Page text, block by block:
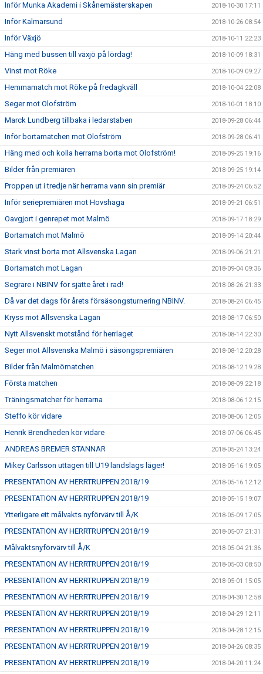
Inför Munka Akademi i Skånemästerskapen 2018-10-30 17:11
Inför Kalmarsund 2018-10-26 08:54
Inför Växjö 2018-10-11 22:23
Häng med bussen till växjö på lördag! 2018-10-09 18:31
Vinst mot Röke 2018-10-09 09:27
Hemmamatch mot Röke på fredagkväll 2018-10-04 22:08
Seger mot Olofström 2018-10-01 18:10
Marck Lundberg tillbaka i ledarstaben 2018-09-28 06:44
Inför bortamatchen mot Olofström 2018-09-28 06:41
Häng med och kolla herrarna borta mot Olofström! 2018-09-25 19:16
Bilder från premiären 2018-09-25 19:14
Proppen ut i tredje när herrarna vann sin premiär 2018-09-24 06:52
Inför seriepremiären mot Hovshaga 2018-09-21 06:51
Oavgjort i genrepet mot Malmö 2018-09-17 18:29
Bortamatch mot Malmö 2018-09-14 20:44
Stark vinst borta mot Allsvenska Lagan 2018-09-06 21:21
Bortamatch mot Lagan 2018-09-04 09:36
Segrare i NBINV för sjätte året i rad! 2018-08-26 21:33
Då var det dags för årets försäsongsturnering NBINV. 2018-08-24 06:45
Kryss mot Allsvenska Lagan 2018-08-17 06:50
Nytt Allsvenskt motstånd för herrlaget 2018-08-14 22:30
Seger mot Allsvenska Malmö i säsongspremiären 2018-08-12 20:28
Bilder från Malmömatchen 2018-08-12 19:28
Första matchen 2018-08-09 22:18
Träningsmatcher för herrarna 2018-08-06 12:15
Steffo kör vidare 2018-08-06 12:05
Henrik Brendheden kör vidare 2018-07-06 06:45
ANDREAS BREMER STANNAR 2018-05-24 13:24
Mikey Carlsson uttagen till U19 landslags läger! 2018-05-16 19:05
PRESENTATION AV HERRTRUPPEN 2018/19 2018-05-16 12:12
PRESENTATION AV HERRTRUPPEN 2018/19 2018-05-15 19:07
Ytterligare ett målvakts nyförvärv till Å/K 2018-05-09 17:05
PRESENTATION AV HERRTRUPPEN 2018/19 2018-05-07 21:31
Målvaktsnyförvärv till Å/K 2018-05-04 21:36
PRESENTATION AV HERRTRUPPEN 2018/19 2018-05-03 08:50
PRESENTATION AV HERRTRUPPEN 2018/19 2018-05-01 15:05
PRESENTATION AV HERRTRUPPEN 2018/19 2018-04-30 12:58
PRESENTATION AV HERRTRUPPEN 2018/19 2018-04-29 12:11
PRESENTATION AV HERRTRUPPEN 2018/19 2018-04-28 12:15
PRESENTATION AV HERRTRUPPEN 2018/19 2018-04-26 08:35
PRESENTATION AV HERRTRUPPEN 2018/19 2018-04-20 11:24